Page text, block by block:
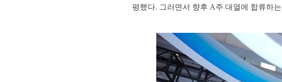
평했다. 그러면서 향후 A주 대열에 합류하